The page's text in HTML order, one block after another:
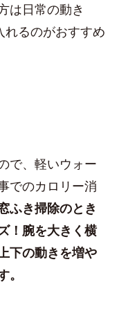
は日常の動き
れるのがおすすめ
で、軽いウォー
でのカロリー消
ふき掃除のとき
！腕を大きく横
下の動きを増や